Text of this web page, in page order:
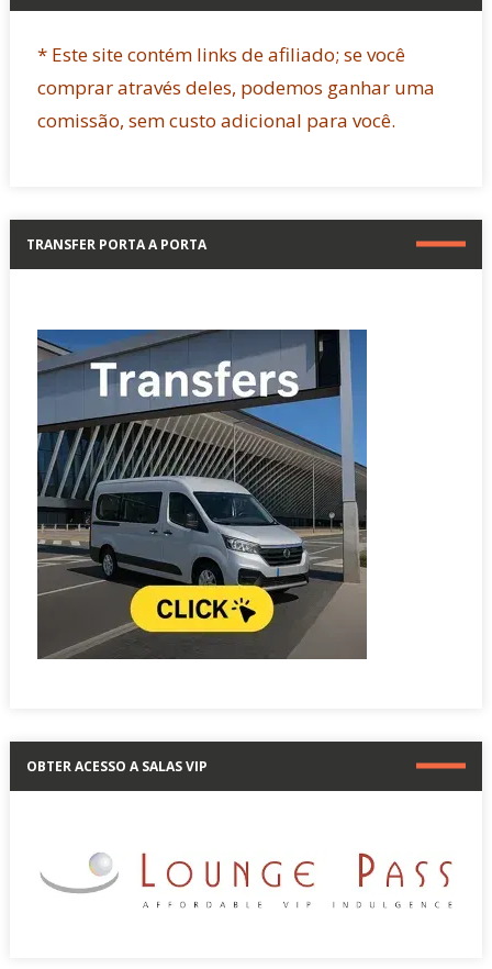
* Este site contém links de afiliado; se você
comprar através deles, podemos ganhar uma
comissão, sem custo adicional para você.
TRANSFER PORTA A PORTA
OBTER ACESSO A SALAS VIP